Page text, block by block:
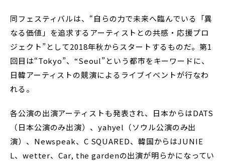
同フェスティバルは、“自らの力で未来へ臨んでいる「異
なる価値」を追求するアーティストとの共感・応援プロ
ジェクト”として2018年秋からスタートするものだ。第1
回目は“Tokyo”、“Seoul”という都市をキーワードに、
日韓アーティストの競演によるライブイベントが行なわ
れる。
各公演の出演アーティストも発表され、日本からはDATS
（日本公演のみ出演）、yahyel（ソウル公演のみ出
演）、Newspeak、C SQUARED、韓国からはJUNIE
L、wetter、Car, the gardenの出演が明らかになってい